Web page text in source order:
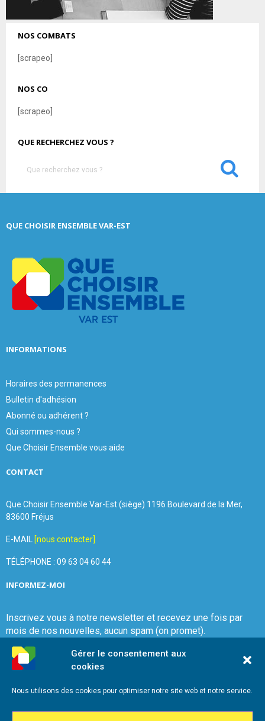
Gérer le consentement aux
cookies
Nous utilisons des cookies pour optimiser notre site web et notre service.
NOS COMBATS
[scrapeo]
NOS CO
[scrapeo]
QUE RECHERCHEZ VOUS ?
h
S
QUE CHOISIR ENSEMBLE VAR-EST
INFORMATIONS
Horaires des permanences
Bulletin d'adhésion
Abonné ou adhérent ?
Qui sommes-nous ?
Que Choisir Ensemble vous aide
CONTACT
Que Choisir Ensemble Var-Est (siège) 1196 Boulevard de la Mer,
83600 Fréjus
E-MAIL [nous contacter]
TÉLÉPHONE : 09 63 04 60 44
INFORMEZ-MOI
Inscrivez vous à notre newsletter et recevez une fois par
mois de nos nouvelles, aucun spam (on promet).